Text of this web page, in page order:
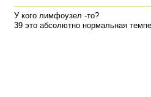
У кого лимфоузел -то?
39 это абсолютно нормальная